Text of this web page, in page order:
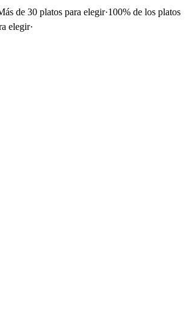
de 30 platos para elegir·100% de los platos
elegir·